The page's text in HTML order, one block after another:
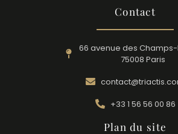
Contact
66 avenue des Champs-
75008 Paris
+33 1 56 56 00 86
Plan du site